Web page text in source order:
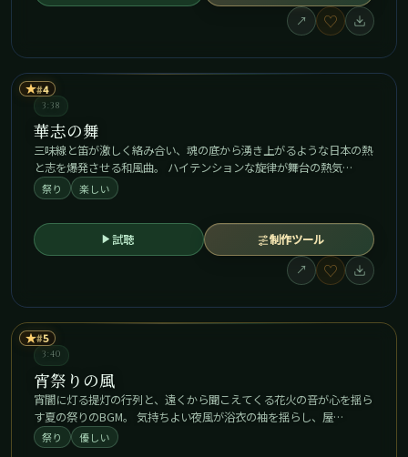
↗
♡
★ 4
3:38
華志の舞
三味線と笛が激しく絡み合い、魂の底から湧き上がるような日本の熱
と志を爆発させる和風曲。 ハイテンションな旋律が舞台の熱気…
祭り 楽しい
試聴
制作ツール
↗
♡
★ 5
3:40
宵祭りの風
宵闇に灯る提灯の行列と、遠くから聞こえてくる花火の音が心を揺ら
す夏の祭りのBGM。 気持ちよい夜風が浴衣の袖を揺らし、屋…
祭り 優しい